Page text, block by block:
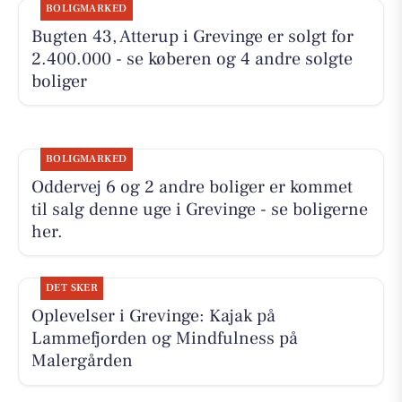
BOLIGMARKED
Bugten 43, Atterup i Grevinge er solgt for
2.400.000 - se køberen og 4 andre solgte
boliger
BOLIGMARKED
Oddervej 6 og 2 andre boliger er kommet
til salg denne uge i Grevinge - se boligerne
her.
DET SKER
Oplevelser i Grevinge: Kajak på
Lammefjorden og Mindfulness på
Malergården